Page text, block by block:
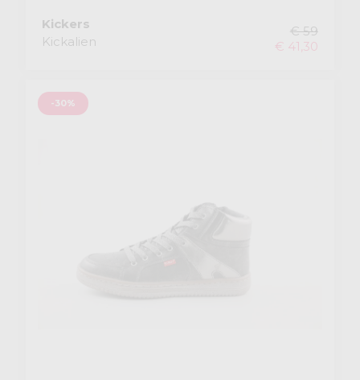
Kickers
Kickalien
€ 59
€ 41,30
-30%